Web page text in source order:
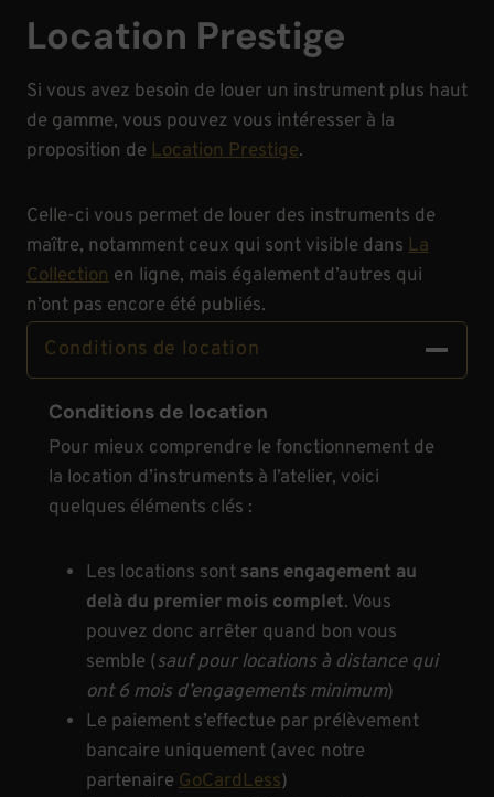
Location Prestige
Si vous avez besoin de louer un instrument plus haut
de gamme, vous pouvez vous intéresser à la
proposition de Location Prestige.
Celle-ci vous permet de louer des instruments de
maître, notamment ceux qui sont visible dans La
Collection en ligne, mais également d’autres qui
n’ont pas encore été publiés.
Conditions de location
Conditions de location
Pour mieux comprendre le fonctionnement de
la location d’instruments à l’atelier, voici
quelques éléments clés :
Les locations sont sans engagement au
delà du premier mois complet. Vous
pouvez donc arrêter quand bon vous
semble (sauf pour locations à distance qui
ont 6 mois d’engagements minimum)
Le paiement s’effectue par prélèvement
bancaire uniquement (avec notre
partenaire GoCardLess)